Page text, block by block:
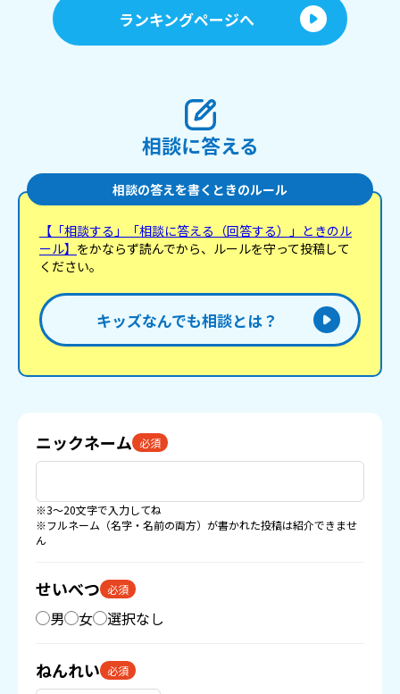
ランキングページへ
相談に答える
相談の答えを書くときのルール
【「相談する」「相談に答える（回答する）」ときのル
ール】 をかならず読んでから、ルールを守って投稿して
ください。
キッズなんでも相談とは？
ニックネーム 必須
※3〜20文字で入力してね
※フルネーム（名字・名前の両方）が書かれた投稿は紹介できませ
ん
せいべつ 必須
男 女 選択なし
ねんれい 必須